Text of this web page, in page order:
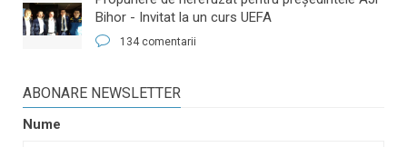
Bihor - Invitat la un curs UEFA
134 comentarii
ABONARE NEWSLETTER
Nume